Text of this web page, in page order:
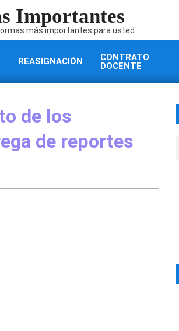
Importantes
más importantes para usted...
REASIGNACIÓN
CONTRATO
DOCENTE
de los
de reportes